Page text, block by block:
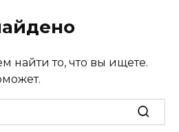
найти то, что вы ищете.